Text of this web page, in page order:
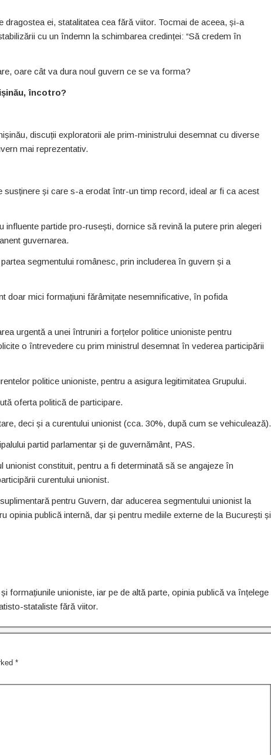
dragostea ei, statalitatea cea fără viitor. Tocmai de aceea, și-a
cu un îndemn la schimbarea credinței: “Să credem în
oare cât va dura noul guvern ce se va forma?
încotro?
discuții exploratorii ale prim-ministrului desemnat cu diverse
mai reprezentativ.
susținere și care s-a erodat într-un timp record, ideal ar fi ca acest
partide pro-rusești, dornice să revină la putere prin alegeri
guvernarea.
segmentului românesc, prin includerea în guvern și a
doar mici formațiuni fărâmițate nesemnificative, în pofida
urgentă a unei întruniri a forțelor politice unioniste pentru
o întrevedere cu prim ministrul desemnat în vederea participării
politice unioniste, pentru a asigura legitimitatea Grupului.
oferta politică de participare.
deci și a curentului unionist (cca. 30%, după cum se vehiculează).
partid parlamentar și de guvernământ, PAS.
constituit, pentru a fi determinată să se angajeze în
curentului unionist.
pentru Guvern, dar aducerea segmentului unionist la
opinia publică internă, dar și pentru mediile externe de la București și
formațiunile unioniste, iar pe de altă parte, opinia publică va înțelege
stataliste fără viitor.
*